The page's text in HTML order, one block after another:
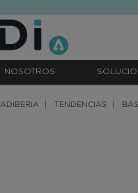
NOSOTROS
ADIBERIA TENDENCIAS